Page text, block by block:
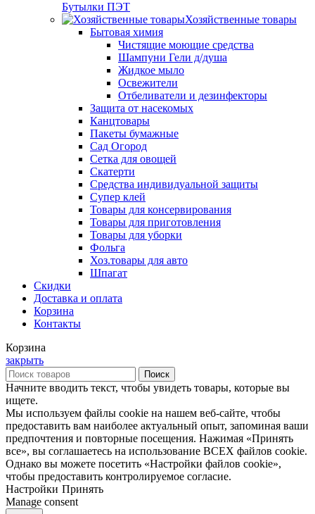
Бутылки ПЭТ
Хозяйственные товары
Бытовая химия
Чистящие моющие средства
Шампуни Гели д/душа
Жидкое мыло
Освежители
Отбеливатели и дезинфекторы
Защита от насекомых
Канцтовары
Пакеты бумажные
Сад Огород
Сетка для овощей
Скатерти
Средства индивидуальной защиты
Супер клей
Товары для консервирования
Товары для приготовления
Товары для уборки
Фольга
Хоз.товары для авто
Шпагат
Скидки
Доставка и оплата
Корзина
Контакты
Корзина
закрыть
Поиск
Начните вводить текст, чтобы увидеть товары, которые вы
ищете.
Мы используем файлы cookie на нашем веб-сайте, чтобы
предоставить вам наиболее актуальный опыт, запоминая ваши
предпочтения и повторные посещения. Нажимая «Принять
все», вы соглашаетесь на использование ВСЕХ файлов cookie.
Однако вы можете посетить «Настройки файлов cookie»,
чтобы предоставить контролируемое согласие.
Настройки Принять
Manage consent